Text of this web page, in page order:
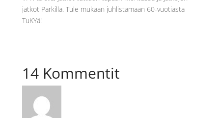
jatkot Parkilla. Tule mukaan juhlistamaan 60-vuotiasta
TuKYä!
14 Kommentit